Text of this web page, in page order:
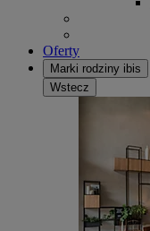
Oferty
Marki rodziny ibis
Wstecz